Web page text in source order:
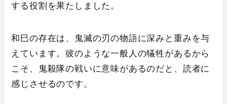
する役割を果たしました。
和巳の存在は、鬼滅の刃の物語に深みと重みを与
えています。彼のような一般人の犠牲があるから
こそ、鬼殺隊の戦いに意味があるのだと、読者に
感じさせるのです。